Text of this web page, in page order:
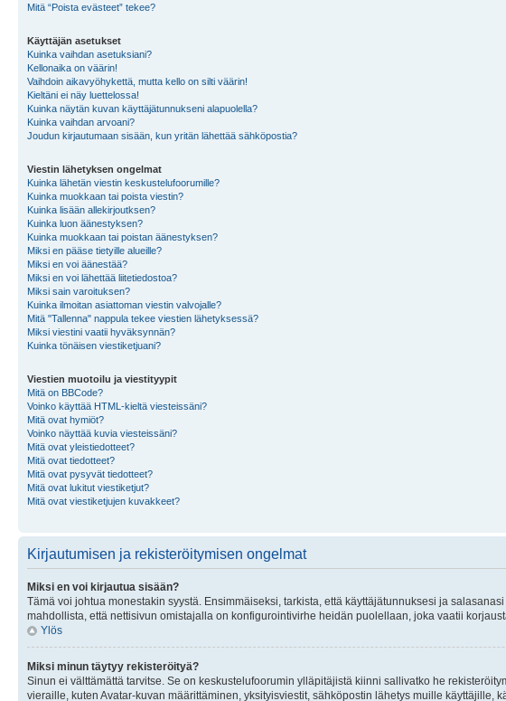
Mitä “Poista evästeet” tekee?
Käyttäjän asetukset
Kuinka vaihdan asetuksiani?
Kellonaika on väärin!
Vaihdoin aikavyöhykettä, mutta kello on silti väärin!
Kieltäni ei näy luettelossa!
Kuinka näytän kuvan käyttäjätunnukseni alapuolella?
Kuinka vaihdan arvoani?
Joudun kirjautumaan sisään, kun yritän lähettää sähköpostia?
Viestin lähetyksen ongelmat
Kuinka lähetän viestin keskustelufoorumille?
Kuinka muokkaan tai poista viestin?
Kuinka lisään allekirjoutksen?
Kuinka luon äänestyksen?
Kuinka muokkaan tai poistan äänestyksen?
Miksi en pääse tietyille alueille?
Miksi en voi äänestää?
Miksi en voi lähettää liitetiedostoa?
Miksi sain varoituksen?
Kuinka ilmoitan asiattoman viestin valvojalle?
Mitä "Tallenna" nappula tekee viestien lähetyksessä?
Miksi viestini vaatii hyväksynnän?
Kuinka tönäisen viestiketjuani?
Viestien muotoilu ja viestityypit
Mitä on BBCode?
Voinko käyttää HTML-kieltä viesteissäni?
Mitä ovat hymiöt?
Voinko näyttää kuvia viesteissäni?
Mitä ovat yleistiedotteet?
Mitä ovat tiedotteet?
Mitä ovat pysyvät tiedotteet?
Mitä ovat lukitut viestiketjut?
Mitä ovat viestiketjujen kuvakkeet?
Kirjautumisen ja rekisteröitymisen ongelmat
Miksi en voi kirjautua sisään?
Tämä voi johtua monestakin syystä. Ensimmäiseksi, tarkista, että käyttäjätunnuksesi ja
mahdollista, että nettisivun omistajalla on konfigurointivirhe heidän puolellaan, joka vaatii
Ylös
Miksi minun täytyy rekisteröityä?
Sinun ei välttämättä tarvitse. Se on keskustelufoorumin ylläpitäjistä kiinni sallivatko he
vieraille, kuten Avatar-kuvan määrittäminen, yksityisviestit, sähköpostin lähetys muille käyttäjille,